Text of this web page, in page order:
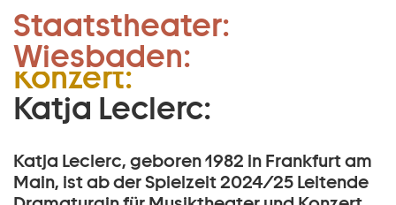
Zum Hauptinhalt springen
Zum Footer springen
Staatstheater:
Wiesbaden:
Leitende Dramaturgin
Musiktheater und
Konzert:
Katja Leclerc:
Katja Leclerc, geboren 1982 in Frankfurt am
Main, ist ab der Spielzeit 2024/25 Leitende